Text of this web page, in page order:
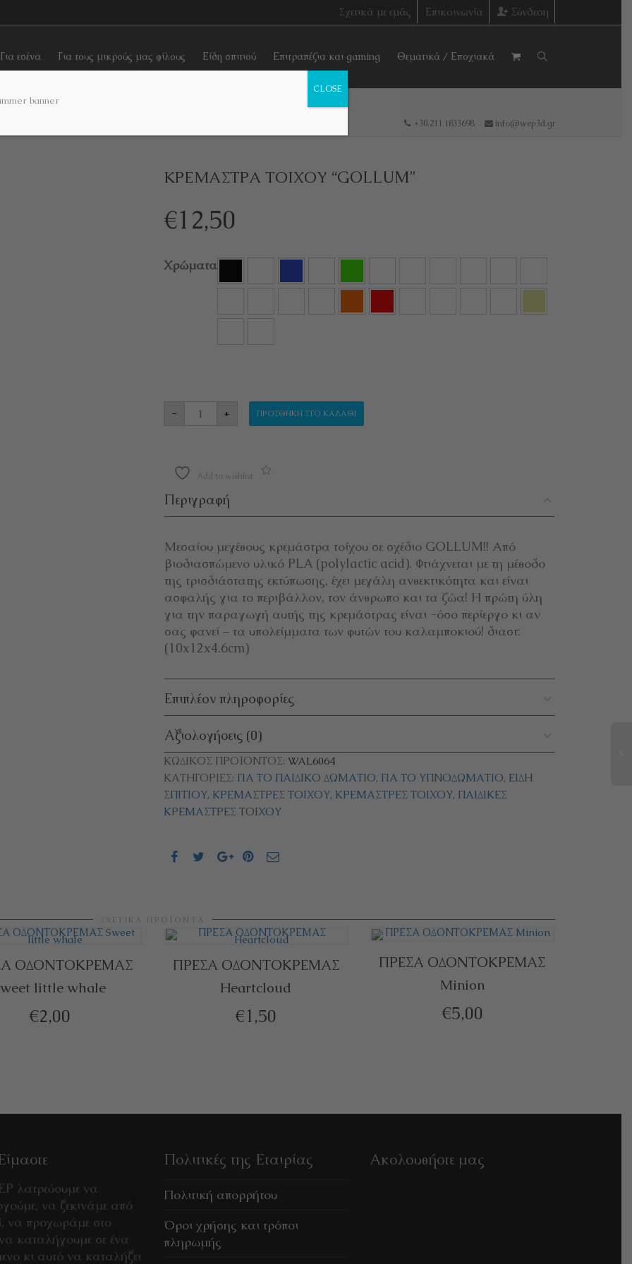
Σχετικά με εμάς Επικοινωνία Σύνδεση
Για εσένα Για τους μικρούς μας φίλους Είδη σπιτιού Επιτραπέζια και gaming Θεματικά / Εποχιακά
+30.211.1833698 info@wep3d.gr
ΚΡΕΜΑΣΤΡΑ ΤΟΙΧΟΥ “GOLLUM”
€12,50
Χρώματα
- ΚΡΕΜΑΣΤΡΑ ΤΟΙΧΟΥ "GOLLUM" ποσότητα
+ ΠΡΟΣΘΉΚΗ ΣΤΟ ΚΑΛΆΘΙ
Add to wishlist
Περιγραφή
Μεσαίου μεγέθους κρεμάστρα τοίχου σε σχέδιο GOLLUM!! Από
βιοδιασπώμενο υλικό PLA (polylactic acid). Φτιάχνεται με τη μέθοδο
της τρισδιάστατης εκτύπωσης, έχει μεγάλη ανθεκτικότητα και είναι
ασφαλής για το περιβάλλον, τον άνθρωπο και τα ζώα! Η πρώτη ύλη
για την παραγωγή αυτής της κρεμάστρας είναι -όσο περίεργο κι αν
σας φανεί – τα υπολείμματα των φυτών του καλαμποκιού! διαστ:
(10x12x4.6cm)
Επιπλέον πληροφορίες
Αξιολογήσεις (0)
ΚΩΔΙΚΌΣ ΠΡΟΪΌΝΤΟΣ: WAL6064
ΚΑΤΗΓΟΡΊΕΣ: ΓΙΑ ΤΟ ΠΑΙΔΙΚΌ ΔΩΜΆΤΙΟ, ΓΙΑ ΤΟ ΥΠΝΟΔΩΜΆΤΙΟ, ΕΊΔΗ
ΣΠΙΤΙΟΎ, ΚΡΕΜΆΣΤΡΕΣ ΤΟΊΧΟΥ, ΚΡΕΜΆΣΤΡΕΣ ΤΟΊΧΟΥ, ΠΑΙΔΙΚΈΣ
ΚΡΕΜΆΣΤΡΕΣ ΤΟΊΧΟΥ
ΣΧΕΤΙΚΆ ΠΡΟΪΌΝΤΑ
ΣΤΟ ΚΑΛΆΘΙ
ΟΔΟΝΤΟΚΡΕΜΑΣ
little whale
€2,00
ΠΡΟΣΘΉΚΗ ΣΤΟ ΚΑΛΆΘΙ
ΠΡΕΣΑ ΟΔΟΝΤΟΚΡΕΜΑΣ
Heartcloud
€1,50
ΠΡΟΣΘΉΚΗ ΣΤΟ ΚΑΛΆΘΙ
ΠΡΕΣΑ ΟΔΟΝΤΟΚΡΕΜΑΣ
Minion
€5,00
λατρεύουμε να
να ξεκινάμε από
να προχωράμε στο
καταλήγουμε σε ένα
κι αυτό να καταλήξει
Πολιτικές της Εταιρίας
Πολιτική απορρήτου
Όροι χρήσης και τρόποι
πληρωμής
Ακολουθήστε μας
CLOSE